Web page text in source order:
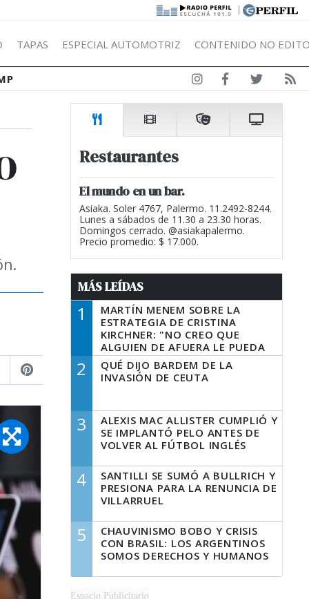
|
TAPAS ESPECIAL AUTOMOTRIZ CONTENIDO NO
Restaurantes
El mundo en un bar.
Asiaka. Soler 4767, Palermo. 11.2492-8244.
Lunes a sábados de 11.30 a 23.30 horas.
Domingos cerrado. @asiakapalermo.
Precio promedio: $ 17.000.
MÁS LEÍDAS
1
MARTÍN MENEM SOBRE LA
ESTRATEGIA DE CRISTINA
KIRCHNER: "NO CREO QUE
ALGUIEN DE AFUERA LE PUEDA
DECIR A LA JUSTICIA LO QUE
TIENE QUE HACER"
2
QUÉ DIJO BARDEM DE LA
INVASIÓN DE CEUTA
3
ALEXIS MAC ALLISTER CUMPLIÓ Y
SE IMPLANTÓ PELO ANTES DE
VOLVER AL FÚTBOL INGLÉS
4
SANTILLI SE SUMÓ A BULLRICH Y
PRESIONA PARA LA RENUNCIA DE
VILLARRUEL
5
CHAUVINISMO BOBO Y CRISIS
CON BRASIL: LOS ARGENTINOS
SOMOS DERECHOS Y HUMANOS
Espacio Publicitario